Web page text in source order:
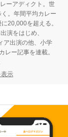
ーアディクト。世
。年間平均カレー
20,000を超える。
演をはじめ、
ア出演の他、小学
レー記事を連載。
示